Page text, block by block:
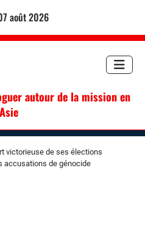
août 2026
autour de la mission en
Asie
victorieuse de ses élections
accusations de génocide